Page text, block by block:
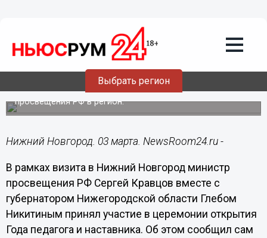
Выбрать регион
03.03.202306:30
Сергей Кравцов открыл Год педагога и
наставника в Нижнем Новгороде
Мероприятие прошло в ходе визита министра
просвещения РФ в регион.
Нижний Новгород. 03 марта. NewsRoom24.ru -
В рамках визита в Нижний Новгород министр
просвещения РФ Сергей Кравцов вместе с
губернатором Нижегородской области Глебом
Никитиным принял участие в церемонии открытия
Года педагога и наставника. Об этом сообщил сам